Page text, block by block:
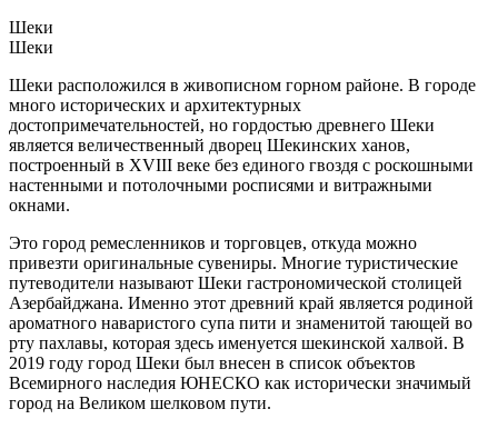
Шеки
Шеки
Шеки расположился в живописном горном районе. В городе
много исторических и архитектурных
достопримечательностей, но гордостью древнего Шеки
является величественный дворец Шекинских ханов,
построенный в XVIII веке без единого гвоздя с роскошными
настенными и потолочными росписями и витражными
окнами.
Это город ремесленников и торговцев, откуда можно
привезти оригинальные сувениры. Многие туристические
путеводители называют Шеки гастрономической столицей
Азербайджана. Именно этот древний край является родиной
ароматного наваристого супа пити и знаменитой тающей во
рту пахлавы, которая здесь именуется шекинской халвой. В
2019 году город Шеки был внесен в список объектов
Всемирного наследия ЮНЕСКО как исторически значимый
город на Великом шелковом пути.